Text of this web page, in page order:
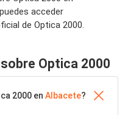
acceder
de Optica 2000.
Optica 2000
2000 en Albacete?